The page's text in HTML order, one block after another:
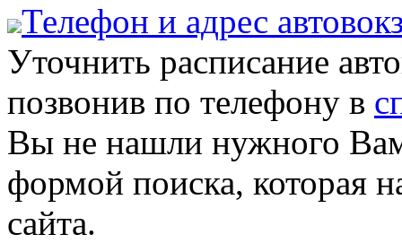
Телефон и адрес
Уточнить расписание
позвонив по телефону в
Вы не нашли нужного
формой поиска, которая
сайта.